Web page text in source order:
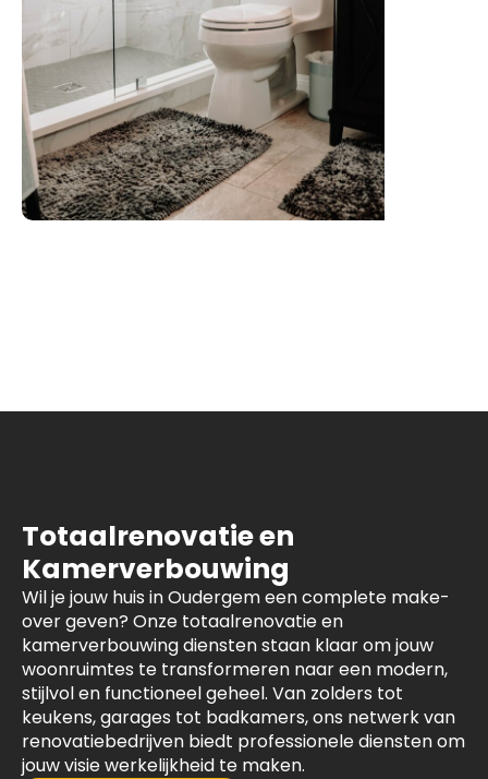
Totaalrenovatie en
Kamerverbouwing
Wil je jouw huis in Oudergem een complete make-
over geven? Onze totaalrenovatie en
kamerverbouwing diensten staan klaar om jouw
woonruimtes te transformeren naar een modern,
stijlvol en functioneel geheel. Van zolders tot
keukens, garages tot badkamers, ons netwerk van
renovatiebedrijven biedt professionele diensten om
jouw visie werkelijkheid te maken.